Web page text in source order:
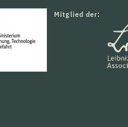
Mitglied der: